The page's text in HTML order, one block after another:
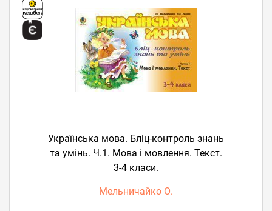
Українська мова. Бліц-контроль знань
та умінь. Ч.1. Мова і мовлення. Текст.
3-4 класи.
Мельничайко О.